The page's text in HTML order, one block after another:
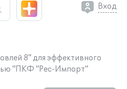
Вход
8" для эффективного
"ПКФ "Рес-Импорт"